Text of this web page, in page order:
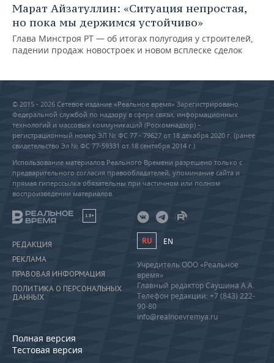
Марат Айзатуллин: «Ситуация непростая,
но пока мы держимся устойчиво»
Глава Минстроя РТ — об итогах полугодия у строителей,
падении продаж новостроек и новом всплеске сделок
© 2015 - 2026 Сетевое издание «Реальное время» Зарегистрировано
Федеральной службой по надзору в сфере связи, информационных
технологий и массовых коммуникаций (Роскомнадзор) –
регистрационный номер ЭЛ № ФС 77 - 79627 от 18 декабря 2020 г. (ранее
свидетельство Эл № ФС 77-59331 от 18 сентября 2014 г.)
Использование материалов Реального Времени разрешено только с
предварительного согласия правообладателей, упоминание сайта и
прямая гиперссылка обязательны при частичном или полном
воспроизведении материалов.
18+
РЕДАКЦИЯ
РЕКЛАМА
ПРАВОВАЯ ИНФОРМАЦИЯ
ПОЛИТИКА О ПЕРСОНАЛЬНЫХ
ДАННЫХ
Полная версия
Тестовая версия
RU EN
Учредитель ООО «Реальное
время»
Главный редактор Саушина А.А.
Телефон редакции: +7 (843) 222-
90-80
info@realnoevremya.ru